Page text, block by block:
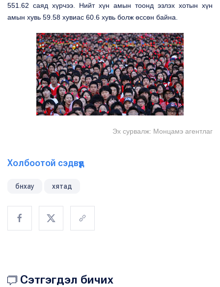
551.62 саяд хүрчээ. Нийт хүн амын тоонд эзлэх хотын хүн
амын хувь 59.58 хувиас 60.6 хувь болж өссөн байна.
Эх сурвалж: Монцамэ агентлаг
Холбоотой сэдвүүд
бнхау хятад
Сэтгэгдэл бичих